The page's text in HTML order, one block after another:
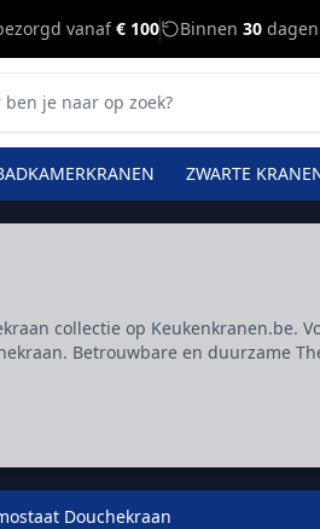
vanaf€ 100 Binnen 30
ZWARTE
collectie op Keukenkranen.be.
Betrouwbare en duurzame
Douchekraan